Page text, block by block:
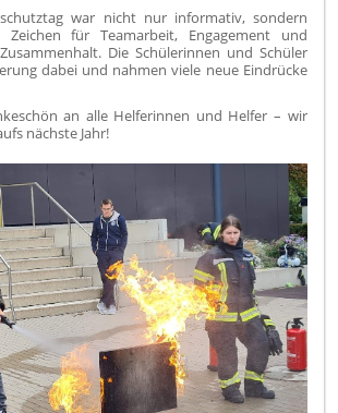
war nicht nur informativ, sondern
für Teamarbeit, Engagement und
Die Schülerinnen und Schüler
dabei und nahmen viele neue Eindrücke
an alle Helferinnen und Helfer – wir
nächste Jahr!